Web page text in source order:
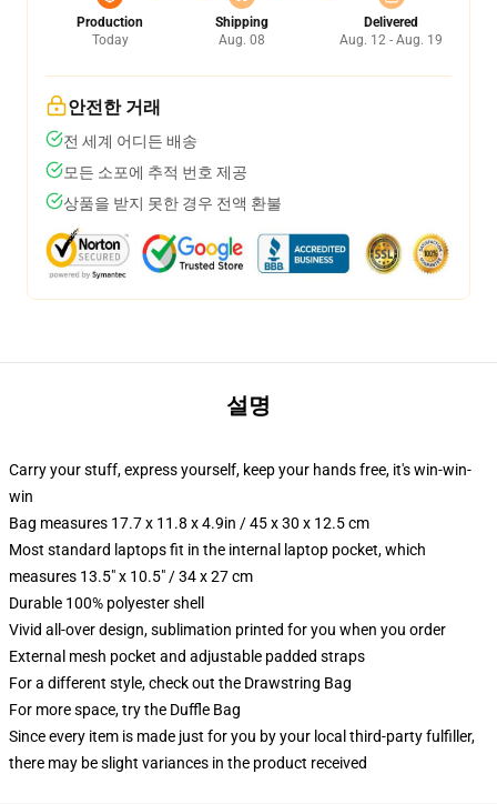
Production
Today
Shipping
Aug. 08
Delivered
Aug. 12 - Aug. 19
안전한 거래
전 세계 어디든 배송
모든 소포에 추적 번호 제공
상품을 받지 못한 경우 전액 환불
설명
Carry your stuff, express yourself, keep your hands free, it's win-win-
win
Bag measures 17.7 x 11.8 x 4.9in / 45 x 30 x 12.5 cm
Most standard laptops fit in the internal laptop pocket, which
measures 13.5" x 10.5" / 34 x 27 cm
Durable 100% polyester shell
Vivid all-over design, sublimation printed for you when you order
External mesh pocket and adjustable padded straps
For a different style, check out the Drawstring Bag
For more space, try the Duffle Bag
Since every item is made just for you by your local third-party fulfiller,
there may be slight variances in the product received